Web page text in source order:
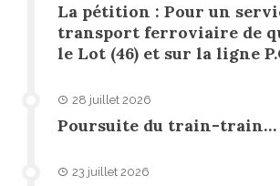
La pétition : Pour un
transport ferroviaire de
le Lot (46) et sur la ligne
28 juillet 2026
Poursuite du train-train…
23 juillet 2026